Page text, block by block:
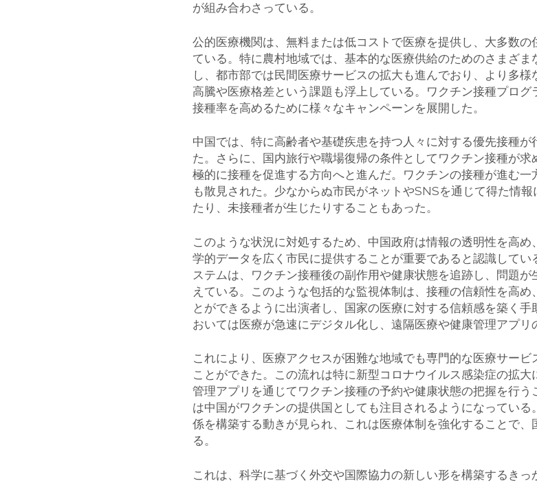
が組み合わさっている。
公的医療機関は、無料または低コストで医療を提供し、大多数
ている。特に農村地域では、基本的な医療供給のためのさまざ
し、都市部では民間医療サービスの拡大も進んでおり、より多
高騰や医療格差という課題も浮上している。ワクチン接種プログ
接種率を高めるために様々なキャンペーンを展開した。
中国では、特に高齢者や基礎疾患を持つ人々に対する優先接種
た。さらに、国内旅行や職場復帰の条件としてワクチン接種が
極的に接種を促進する方向へと進んだ。ワクチンの接種が進む
も散見された。少なからぬ市民がネットやSNSを通じて得た情
たり、未接種者が生じたりすることもあった。
このような状況に対処するため、中国政府は情報の透明性を高
学的データを広く市民に提供することが重要であると認識して
ステムは、ワクチン接種後の副作用や健康状態を追跡し、問題
えている。このような包括的な監視体制は、接種の信頼性を高
とができるように出演者し、国家の医療に対する信頼感を築く
おいては医療が急速にデジタル化し、遠隔医療や健康管理アプリ
これにより、医療アクセスが困難な地域でも専門的な医療サー
ことができた。この流れは特に新型コロナウイルス感染症の拡
管理アプリを通じてワクチン接種の予約や健康状態の把握を行
は中国がワクチンの提供国としても注目されるようになってい
係を構築する動きが見られ、これは医療体制を強化することで
る。
これは、科学に基づく外交や国際協力の新しい形を構築するき